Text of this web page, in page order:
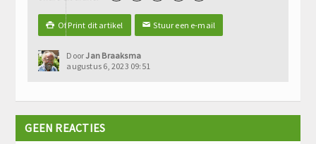
 Of Print dit artikel ✉Stuur een e-mail
DoorJan Braaksma
augustus 6, 2023 09:51
GEEN REACTIES